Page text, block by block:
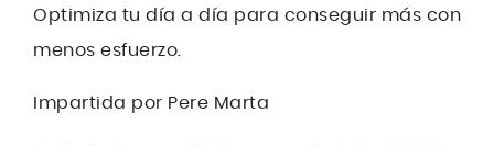
Optimiza tu día a día para conseguir más con
menos esfuerzo.
Impartida por Pere Marta